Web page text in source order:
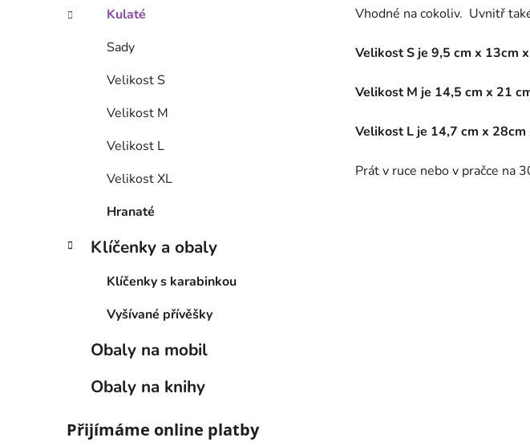
Kulaté
Sady
Velikost S
Velikost M
Velikost L
Velikost XL
Hranaté
Klíčenky a obaly
Klíčenky s karabinkou
Vyšívané přívěšky
Obaly na mobil
Obaly na knihy
Přijímáme online platby
Vhodné na cokoliv. Uvnitř
Velikost S je 9,5 cm x 13cm
Velikost M je 14,5 cm x 21
Velikost L je 14,7 cm x 28cm
Prát v ruce nebo v pračce na